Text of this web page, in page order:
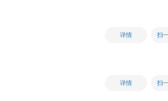
详情 扫
详情 扫